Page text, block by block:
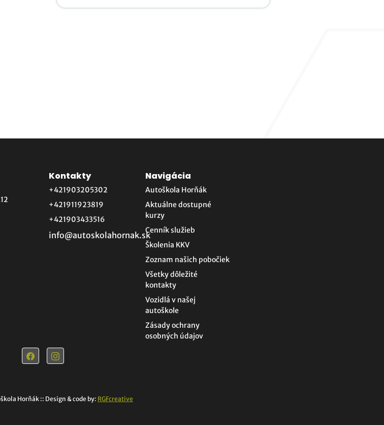
Kontakty
+421903205302
+421911923819
+421903433516
info@autoskolahornak.sk
Navigácia
Autoškola Horňák
Aktuálne dostupné
kurzy
Cenník služieb
Školenia KKV
Zoznam našich pobočiek
Všetky dôležité
kontakty
Vozidlá v našej
autoškole
Zásady ochrany
osobných údajov
Horňák :: Design & code by: RGFcreative